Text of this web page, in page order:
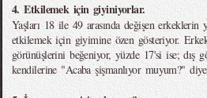
4. Etkilemek için giyiniyorlar.
Yaşları 18 ile 49 arasında değişen erkeklerin
etkilemek için giyimine özen gösteriyor.
görünüşlerini beğeniyor, yüzde 17'si ise; dış
kendilerine "Acaba şişmanlıyor muyum?"